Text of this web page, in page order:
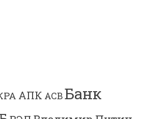
АПК АСВБанк